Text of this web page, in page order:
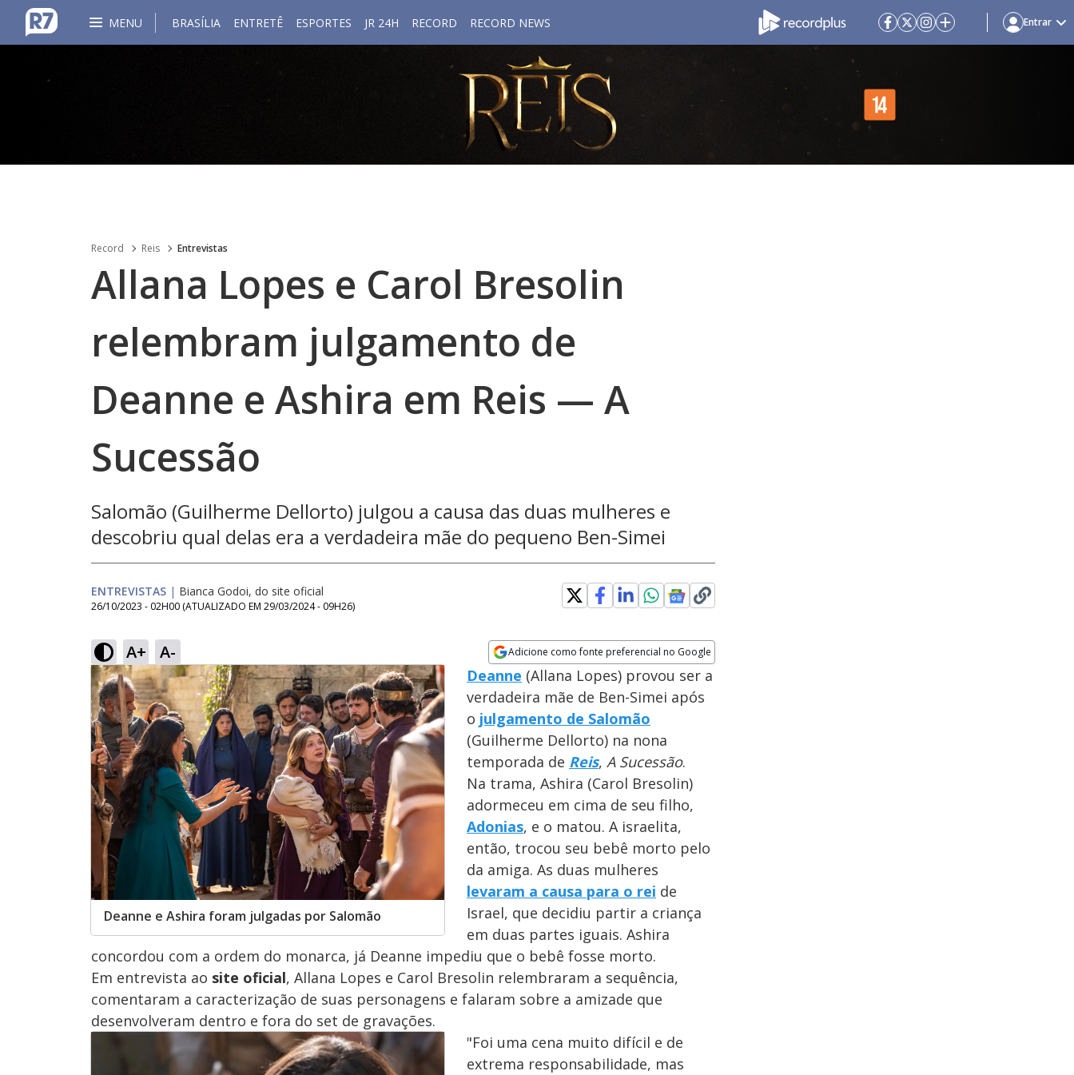
MENU BRASÍLIA ENTRETÊ ESPORTES JR 24H RECORD RECORD NEWS Entrar
Record Reis Entrevistas
Allana Lopes e Carol Bresolin
relembram julgamento de
Deanne e Ashira em Reis — A
Sucessão
Salomão (Guilherme Dellorto) julgou a causa das duas mulheres e
descobriu qual delas era a verdadeira mãe do pequeno Ben-Simei
ENTREVISTAS | Bianca Godoi, do site oficial
26/10/2023 - 02H00 (ATUALIZADO EM 29/03/2024 - 09H26)
A+ A- Adicione como fonte preferencial no Google
Opens in new window
Deanne e Ashira foram julgadas por Salomão
Deanne (Allana Lopes) provou ser a
verdadeira mãe de Ben-Simei após
o julgamento de Salomão
(Guilherme Dellorto) na nona
temporada de Reis, A Sucessão.
Na trama, Ashira (Carol Bresolin)
adormeceu em cima de seu filho,
Adonias, e o matou. A israelita,
então, trocou seu bebê morto pelo
da amiga. As duas mulheres
levaram a causa para o rei de
Israel, que decidiu partir a criança
em duas partes iguais. Ashira
concordou com a ordem do monarca, já Deanne impediu que o bebê fosse morto.
Em entrevista ao site oficial, Allana Lopes e Carol Bresolin relembraram a sequência,
comentaram a caracterização de suas personagens e falaram sobre a amizade que
desenvolveram dentro e fora do set de gravações.
"Foi uma cena muito difícil e de
extrema responsabilidade, mas